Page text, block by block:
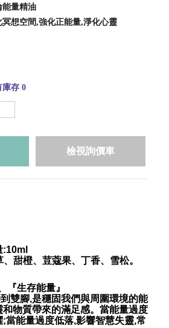
能量精油
冥想空間,強化正能量,淨化心靈
庫存 0
檢視詢價車
:10ml
甜橙、荳蔻果、丁香、雪松。
『生存能量』
雙腳,是穩固我們與周圍環境的能
和物質帶來的滿足感。當能量過度
;當能量過度低落,影響智慧失靈,常